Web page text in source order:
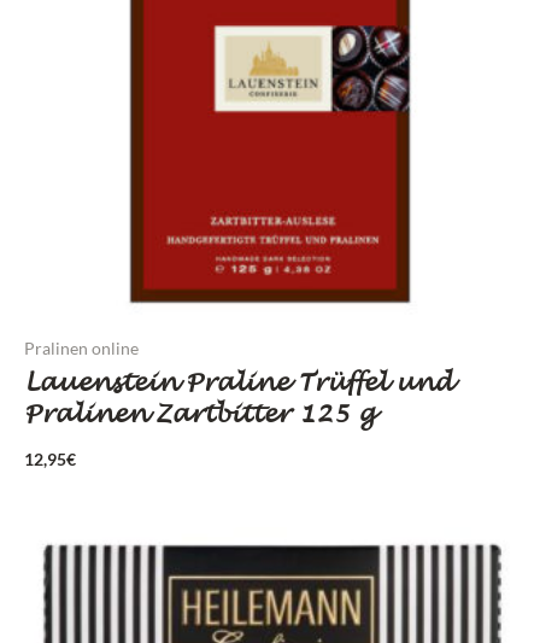
Pralinen online
Lauenstein Praline Trüffel und
Pralinen Zartbitter 125 g
12,95€